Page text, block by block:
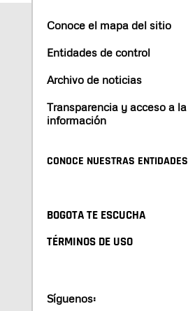
Conoce el mapa del sitio
Entidades de control
Archivo de noticias
Transparencia y acceso a la
información
CONOCE NUESTRAS ENTIDADES
BOGOTA TE ESCUCHA
TÉRMINOS DE USO
Síguenos: